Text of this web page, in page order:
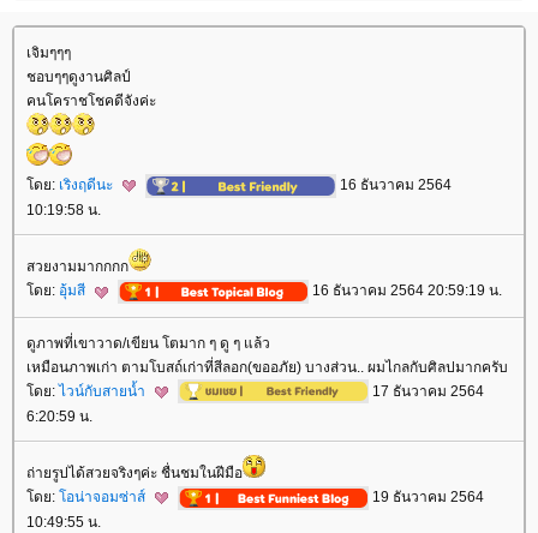
เจิมๆๆๆ
ชอบๆๆดูงานศิลป์
คนโคราชโชคดีจังค่ะ
ดย: เริงฤดีนะ
16 ธันวาคม 2564
10:19:58 น.
สวยงามมากกกก
ดย: อุ้มสี 16 ธันวาคม 2564 20:59:19 น.
ดูภาพที่เขาวาด/เขียน โตมาก ๆ ดู ๆ แล้ว
เหมือนภาพเก่า ตามโบสถ์เก่าที่สีลอก(ขออภัย) บางส่วน.. ผมไกลกับศิลปมากครับ
ดย:ไวน์กับสายน้ำ
17 ธันวาคม 2564
6:20:59 น.
ถ่ายรูปได้สวยจริงๆค่ะ ชื่นชมในฝีมือ
ดย: อน่าจอมซ่าส์
19 ธันวาคม 2564
10:49:55 น.